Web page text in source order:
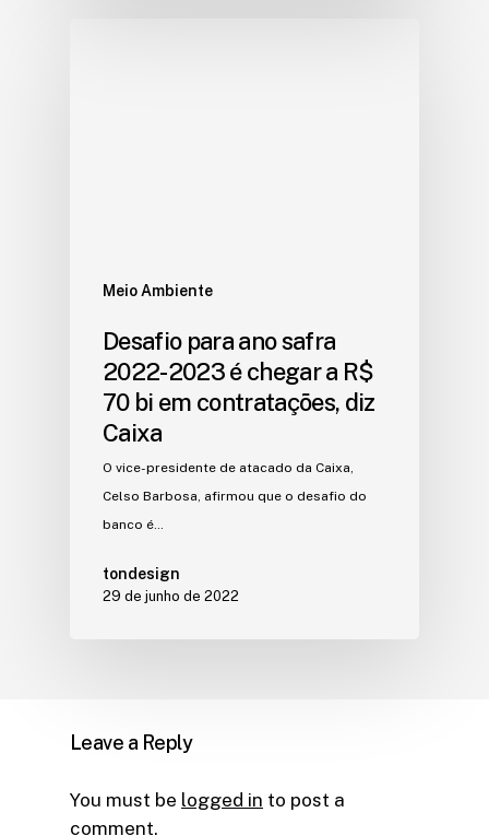
Meio Ambiente
Desafio para ano safra
2022-2023 é chegar a R$
70 bi em contratações, diz
Caixa
O vice-presidente de atacado da Caixa,
Celso Barbosa, afirmou que o desafio do
banco é…
tondesign
29 de junho de 2022
Leave a Reply
You must be logged in to post a
comment.